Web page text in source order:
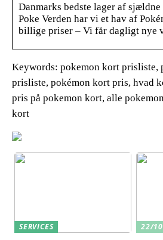
Danmarks bedste lager af
Poke Verden har vi et hav af
billige priser – Vi får dagligt nye
Keywords: pokemon kort prisliste,
prisliste, pokémon kort pris, hvad
pris på pokemon kort, alle
kort
SERVICES
22/